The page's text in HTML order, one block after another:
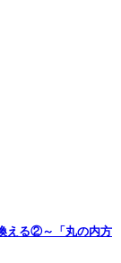
える②～「丸の内方